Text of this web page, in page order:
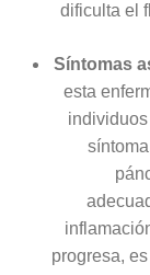
dificulta el
Síntomas
esta
progresa,